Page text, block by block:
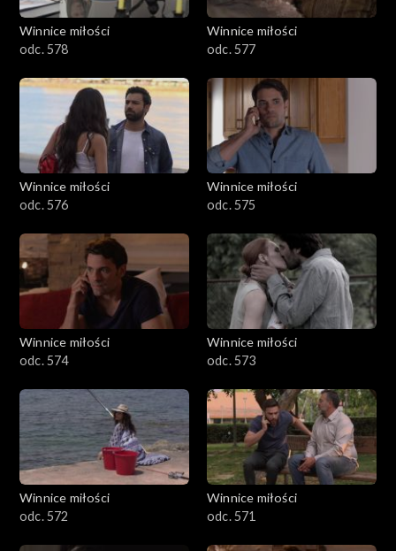
Winnice miłości
odc. 578
Winnice miłości
odc. 577
Winnice miłości
odc. 576
Winnice miłości
odc. 575
Winnice miłości
odc. 574
Winnice miłości
odc. 573
Winnice miłości
odc. 572
Winnice miłości
odc. 571